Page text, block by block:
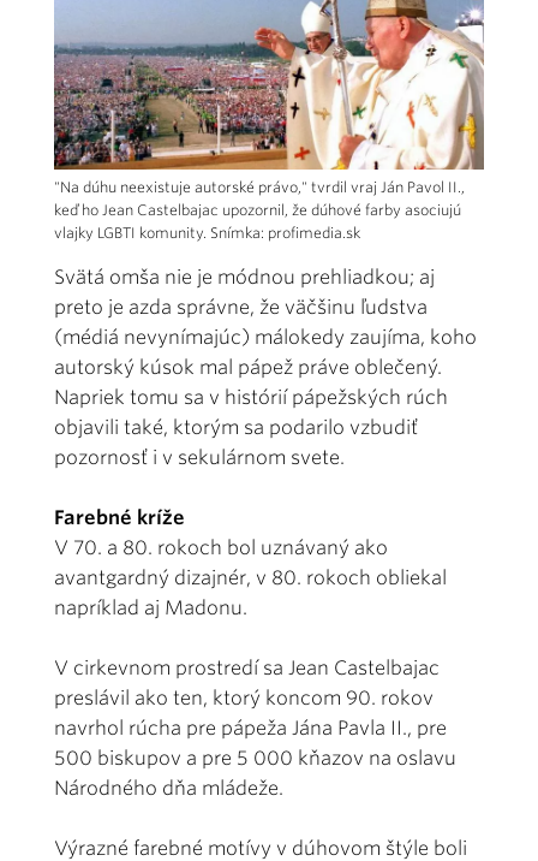
"Na dúhu neexistuje autorské právo," tvrdil vraj Ján Pavol II.,
keď ho Jean Castelbajac upozornil, že dúhové farby asociujú
vlajky LGBTI komunity. Snímka: profimedia.sk
Svätá omša nie je módnou prehliadkou; aj
preto je azda správne, že väčšinu ľudstva
(médiá nevynímajúc) málokedy zaujíma, koho
autorský kúsok mal pápež práve oblečený.
Napriek tomu sa v histórií pápežských rúch
objavili také, ktorým sa podarilo vzbudiť
pozornosť i v sekulárnom svete.
Farebné kríže
V 70. a 80. rokoch bol uznávaný ako
avantgardný dizajnér, v 80. rokoch obliekal
napríklad aj Madonu.
V cirkevnom prostredí sa Jean Castelbajac
preslávil ako ten, ktorý koncom 90. rokov
navrhol rúcha pre pápeža Jána Pavla II., pre
500 biskupov a pre 5 000 kňazov na oslavu
Národného dňa mládeže.
Výrazné farebné motívy v dúhovom štýle boli